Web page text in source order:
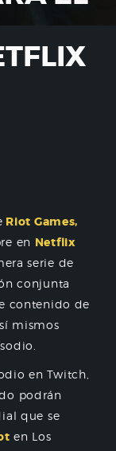
Riot Games,
en Netflix
serie de
conjunta
contenido de
mismos
en Twitch,
podrán
que se
en Los